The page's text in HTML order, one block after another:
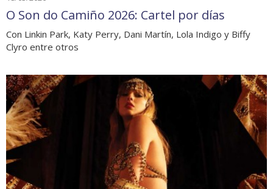
O Son do Camiño 2026: Cartel por días
Con Linkin Park, Katy Perry, Dani Martín, Lola Indigo y Biffy
Clyro entre otros